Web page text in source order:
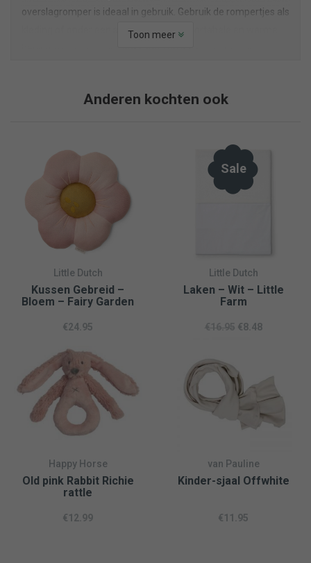
overslagromper is ideaal in gebruik. Gebruik de rompertjes als
kleding of onder een slaapzak. De comfortabele en warme
gemakkelijk aan kan doen, zonder dat je de romper over het
hoofdje van je baby hoeft te trekken. Daarnaast hebben deze
baby rompers extra plooien bij de billen zodat er meer ruimte
is voor de luier en de randen niet knellen.
De rompers lange mouw zijn verkrijgbaar in mooie tijdloze
kleuren die perfect passen bij de rest van onze collectie.
Toon meer
Anderen kochten ook
Little Dutch
Kussen Gebreid –
Bloem – Fairy Garden
€24.95
Sale
Little Dutch
Laken – Wit – Little
Farm
€8.48
Happy Horse
Old pink Rabbit Richie
rattle
€12.99
van Pauline
Kinder-sjaal Offwhite
€11.95